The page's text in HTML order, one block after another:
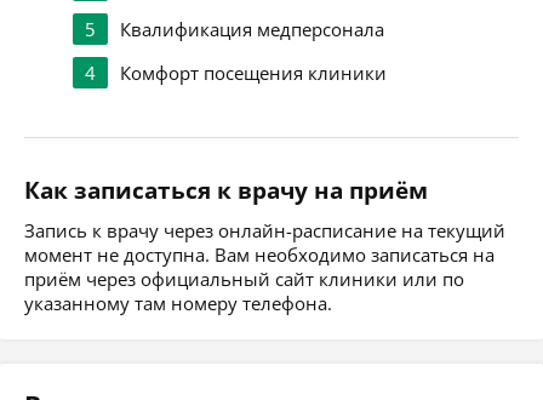
5
Квалификация медперсонала
4
Комфорт посещения клиники
Как записаться к врачу на приём
Запись к врачу через онлайн-расписание на текущий
момент не доступна. Вам необходимо записаться на
приём через официальный сайт клиники или по
указанному там номеру телефона.